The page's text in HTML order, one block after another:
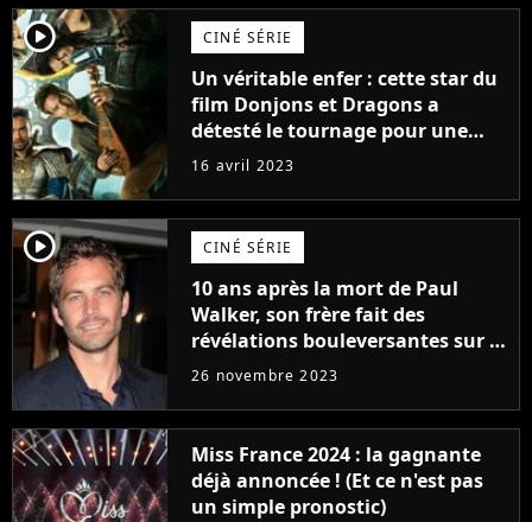
player2 CINÉ SÉRIE
Un véritable enfer : cette star du
film Donjons et Dragons a
détesté le tournage pour une
raison très spéciale
16 avril 2023
player2 CINÉ SÉRIE
10 ans après la mort de Paul
Walker, son frère fait des
révélations bouleversantes sur la
réaction des acteurs de Fast and
26 novembre 2023
Miss France 2024 : la gagnante
déjà annoncée ! (Et ce n'est pas
un simple pronostic)